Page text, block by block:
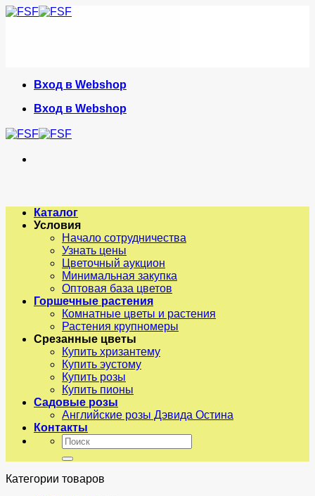
Skip
Вход в Webshop
Вход в Webshop
Каталог
Условия
Начало сотрудничества
Узнать цены
Цветочный аукцион
Минимальная закупка
Оптовая база цветов
Горшечные растения
Комнатные цветы и растения
Растения крупномеры
Срезанные цветы
Купить хризантему
Купить эустому
Купить розы
Купить пионы
Садовые розы
Английские розы Дэвида Остина
Контакты
Искать:
Категории товаров